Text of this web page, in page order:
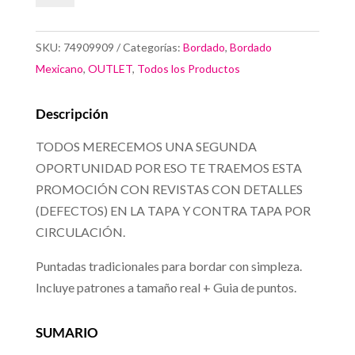
SKU: 74909909 Categorías: Bordado, Bordado
Mexicano, OUTLET, Todos los Productos
Descripción
TODOS MERECEMOS UNA SEGUNDA
OPORTUNIDAD POR ESO TE TRAEMOS ESTA
PROMOCIÓN CON REVISTAS CON DETALLES
(DEFECTOS) EN LA TAPA Y CONTRA TAPA POR
CIRCULACIÓN.
Puntadas tradicionales para bordar con simpleza.
Incluye patrones a tamaño real + Guia de puntos.
SUMARIO